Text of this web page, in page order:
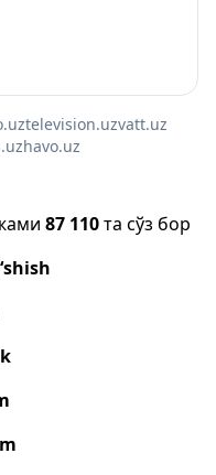
television.uzvatt.uz
havo.uz
87 110та сўз бор